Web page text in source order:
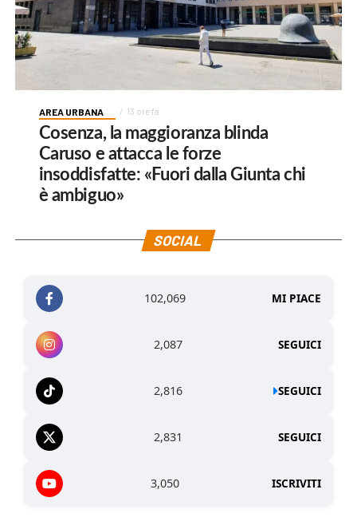
AREA URBANA 13 ore fa
Cosenza, la maggioranza blinda
Caruso e attacca le forze
insoddisfatte: «Fuori dalla Giunta chi
è ambiguo»
SOCIAL
102,069 MI PIACE
2,087 SEGUICI
2,816 SEGUICI
2,831 SEGUICI
3,050 ISCRIVITI